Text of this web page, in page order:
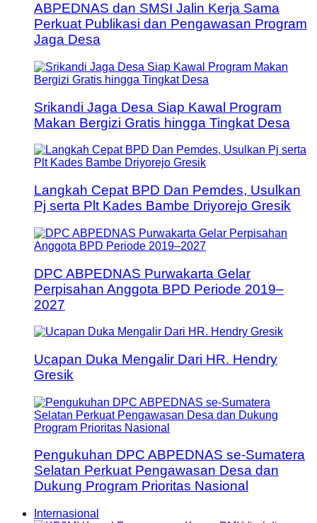
ABPEDNAS dan SMSI Jalin Kerja Sama
Perkuat Publikasi dan Pengawasan Program
Jaga Desa
Srikandi Jaga Desa Siap Kawal Program
Makan Bergizi Gratis hingga Tingkat Desa
Langkah Cepat BPD Dan Pemdes, Usulkan
Pj serta Plt Kades Bambe Driyorejo Gresik
DPC ABPEDNAS Purwakarta Gelar
Perpisahan Anggota BPD Periode 2019–
2027
Ucapan Duka Mengalir Dari HR. Hendry
Gresik
Pengukuhan DPC ABPEDNAS se-Sumatera
Selatan Perkuat Pengawasan Desa dan
Dukung Program Prioritas Nasional
Internasional